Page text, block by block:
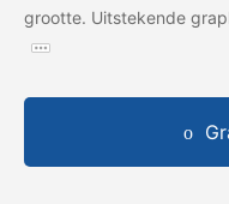
grootte. Uitstekende